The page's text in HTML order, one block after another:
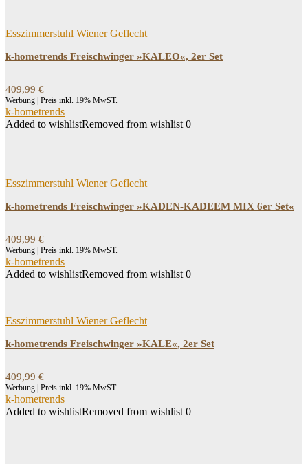
Esszimmerstuhl Wiener Geflecht
k-hometrends Freischwinger »KALEO«, 2er Set
409,99 €
Werbung | Preis inkl. 19% MwST.
k-hometrends
Added to wishlistRemoved from wishlist 0
Esszimmerstuhl Wiener Geflecht
k-hometrends Freischwinger »KADEN-KADEEM MIX 6er Set«
409,99 €
Werbung | Preis inkl. 19% MwST.
k-hometrends
Added to wishlistRemoved from wishlist 0
Esszimmerstuhl Wiener Geflecht
k-hometrends Freischwinger »KALE«, 2er Set
409,99 €
Werbung | Preis inkl. 19% MwST.
k-hometrends
Added to wishlistRemoved from wishlist 0